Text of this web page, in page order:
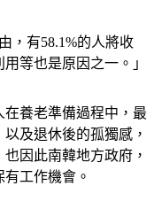
，有58.1%的人將收
養老準備過程中，最
及退休後的孤獨感，
因此南韓地方政府，